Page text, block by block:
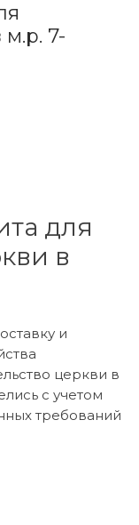
м.р. 7-
для
в
и
церкви в
с учетом
требований